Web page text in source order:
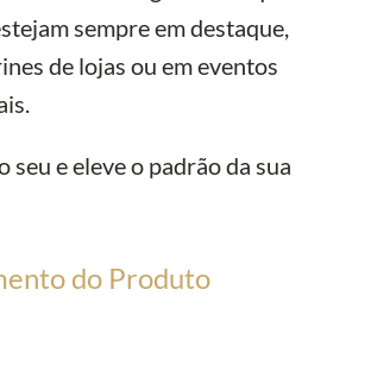
sempre em destaque,
de lojas ou em eventos
seu e eleve o padrão da sua
do Produto